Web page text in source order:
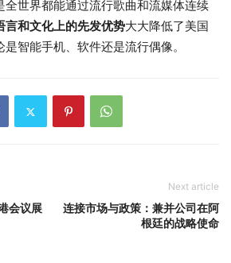
全世界都能通过流行歌曲和流媒体连续
言和文化上的先发优势大大降低了美国
智能手机、软件还是流行偶像。
会议展
Next article
连接市场与政策：兼并公司在阿
根廷的战略使命